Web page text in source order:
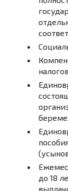
до 18